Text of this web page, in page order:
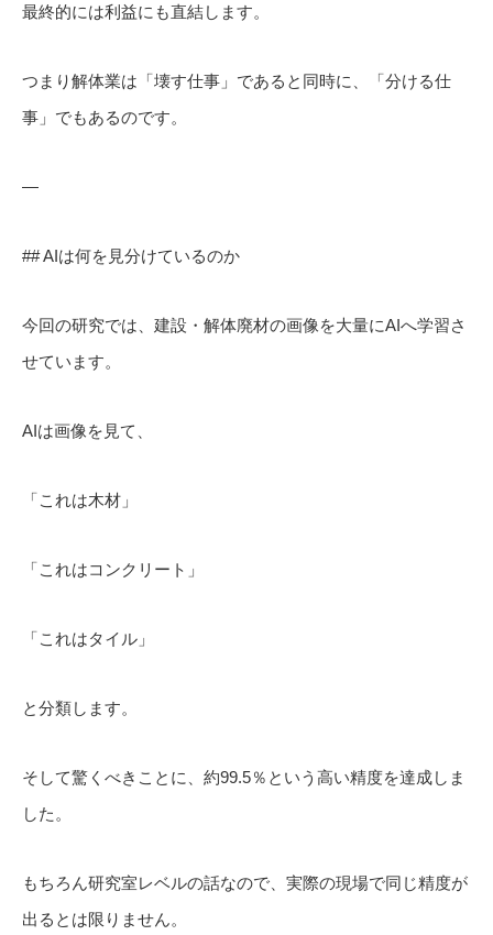
最終的には利益にも直結します。
つまり解体業は「壊す仕事」であると同時に、「分ける仕
事」でもあるのです。
—
## AIは何を見分けているのか
今回の研究では、建設・解体廃材の画像を大量にAIへ学習さ
せています。
AIは画像を見て、
「これは木材」
「これはコンクリート」
「これはタイル」
と分類します。
そして驚くべきことに、約99.5％という高い精度を達成しま
した。
もちろん研究室レベルの話なので、実際の現場で同じ精度が
出るとは限りません。